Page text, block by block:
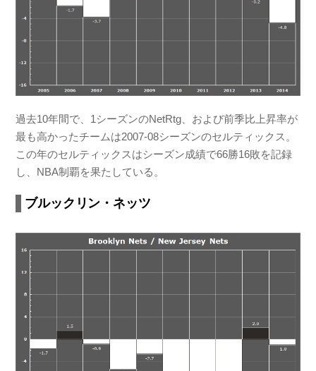
過去10年間で、1シーズンのNetRtg、および前季比上昇率が
最も高かったチームは2007-08シーズンのセルティックス。
この年のセルティックスはシーズン成績で66勝16敗を記録
し、NBA制覇を果たしている。
ブルックリン・ネッツ